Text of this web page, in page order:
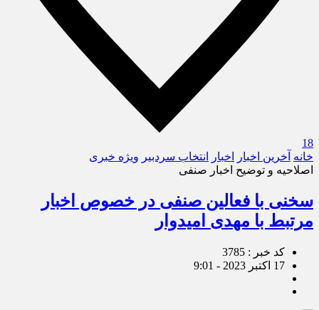
18
خانه آخرین اخبار اخبار انتخاب سردبیر ویژه خبری
اصلاحیه و توضیح اخبار صنفی
سخنی با فعالین صنفی در خصوص اخبار
مرتبط با مهدی امیدوار
کد خبر : 3785
17 اکتبر 2023 - 9:01